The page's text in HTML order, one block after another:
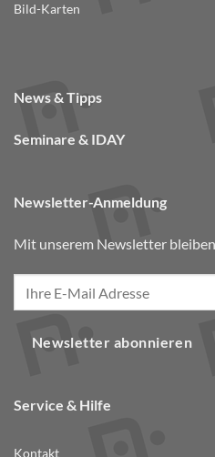
Bild-Karten
News & Tipps
Seminare & IDAY
Newsletter-Anmeldung
Mit unserem Newsletter
Newsletter abonnieren
Service & Hilfe
Kontakt